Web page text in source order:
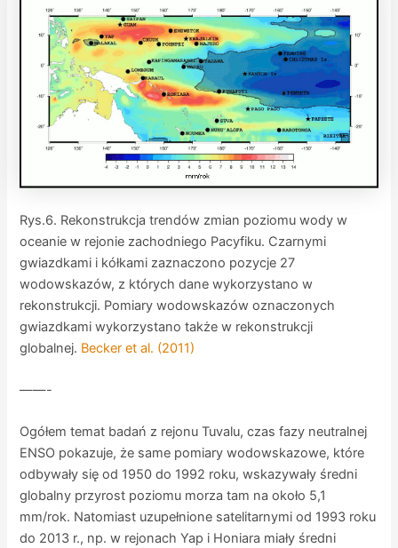
Rys.6. Rekonstrukcja trendów zmian poziomu wody w
oceanie w rejonie zachodniego Pacyfiku. Czarnymi
gwiazdkami i kółkami zaznaczono pozycje 27
wodowskazów, z których dane wykorzystano w
rekonstrukcji. Pomiary wodowskazów oznaczonych
gwiazdkami wykorzystano także w rekonstrukcji
globalnej. Becker et al. (2011)
——-
Ogółem temat badań z rejonu Tuvalu, czas fazy neutralnej
ENSO pokazuje, że same pomiary wodowskazowe, które
odbywały się od 1950 do 1992 roku, wskazywały średni
globalny przyrost poziomu morza tam na około 5,1
mm/rok. Natomiast uzupełnione satelitarnymi od 1993 roku
do 2013 r., np. w rejonach Yap i Honiara miały średni